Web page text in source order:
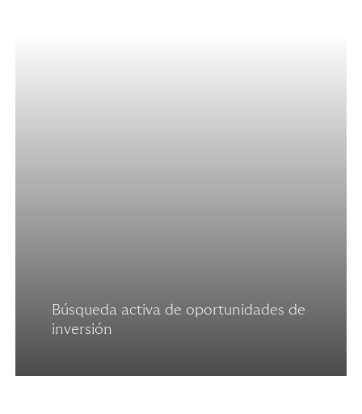
Búsqueda activa de oportunidades de
inversión